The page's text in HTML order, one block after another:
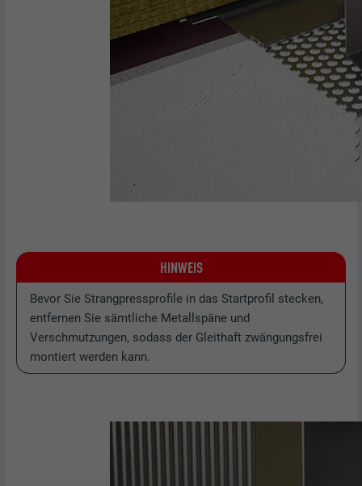
HINWEIS
Bevor Sie Strangpressprofile in das Startprofil stecken,
entfernen Sie sämtliche Metallspäne und
Verschmutzungen, sodass der Gleithaft zwängungsfrei
montiert werden kann.